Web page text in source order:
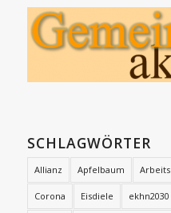
SCHLAGWÖRTER
Allianz Apfelbaum
Corona Eisdiele ekhn2030